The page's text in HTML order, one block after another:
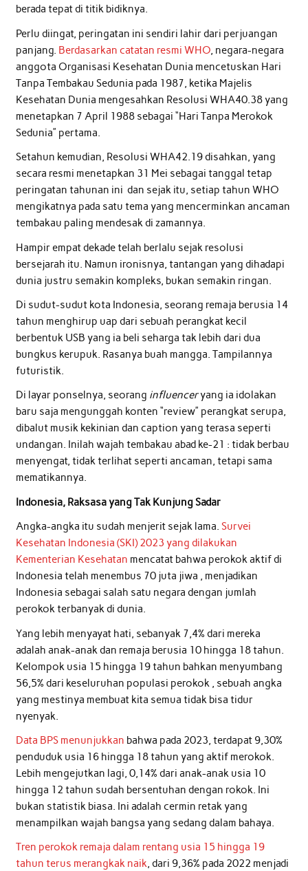
berada tepat di titik bidiknya.
Perlu diingat, peringatan ini sendiri lahir dari perjuangan
panjang. Berdasarkan catatan resmi WHO, negara-negara
anggota Organisasi Kesehatan Dunia mencetuskan Hari
Tanpa Tembakau Sedunia pada 1987, ketika Majelis
Kesehatan Dunia mengesahkan Resolusi WHA40.38 yang
menetapkan 7 April 1988 sebagai “Hari Tanpa Merokok
Sedunia” pertama.
Setahun kemudian, Resolusi WHA42.19 disahkan, yang
secara resmi menetapkan 31 Mei sebagai tanggal tetap
peringatan tahunan ini dan sejak itu, setiap tahun WHO
mengikatnya pada satu tema yang mencerminkan ancaman
tembakau paling mendesak di zamannya.
Hampir empat dekade telah berlalu sejak resolusi
bersejarah itu. Namun ironisnya, tantangan yang dihadapi
dunia justru semakin kompleks, bukan semakin ringan.
Di sudut-sudut kota Indonesia, seorang remaja berusia 14
tahun menghirup uap dari sebuah perangkat kecil
berbentuk USB yang ia beli seharga tak lebih dari dua
bungkus kerupuk. Rasanya buah mangga. Tampilannya
futuristik.
Di layar ponselnya, seorang influenceryang ia idolakan
baru saja mengunggah konten “review” perangkat serupa,
dibalut musik kekinian dan caption yang terasa seperti
undangan. Inilah wajah tembakau abad ke-21 : tidak berbau
menyengat, tidak terlihat seperti ancaman, tetapi sama
mematikannya.
Indonesia, Raksasa yang Tak Kunjung Sadar
Angka-angka itu sudah menjerit sejak lama. Survei
Kesehatan Indonesia (SKI) 2023 yang dilakukan
Kementerian Kesehatan mencatat bahwa perokok aktif di
Indonesia telah menembus 70 juta jiwa , menjadikan
Indonesia sebagai salah satu negara dengan jumlah
perokok terbanyak di dunia.
Yang lebih menyayat hati, sebanyak 7,4% dari mereka
adalah anak-anak dan remaja berusia 10 hingga 18 tahun.
Kelompok usia 15 hingga 19 tahun bahkan menyumbang
56,5% dari keseluruhan populasi perokok , sebuah angka
yang mestinya membuat kita semua tidak bisa tidur
nyenyak.
Data BPS menunjukkan bahwa pada 2023, terdapat 9,30%
penduduk usia 16 hingga 18 tahun yang aktif merokok.
Lebih mengejutkan lagi, 0,14% dari anak-anak usia 10
hingga 12 tahun sudah bersentuhan dengan rokok. Ini
bukan statistik biasa. Ini adalah cermin retak yang
menampilkan wajah bangsa yang sedang dalam bahaya.
Tren perokok remaja dalam rentang usia 15 hingga 19
tahun terus merangkak naik, dari 9,36% pada 2022 menjadi